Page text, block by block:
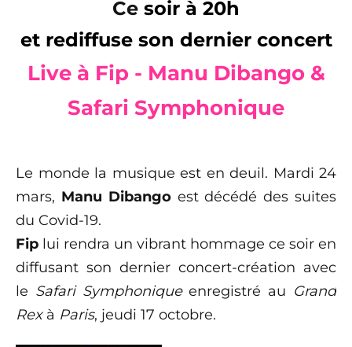
Ce soir à 20h
et rediffuse son dernier concert
Live à Fip - Manu Dibango &
Safari Symphonique
Le monde la musique est en deuil. Mardi 24
mars, Manu Dibangoest décédé des suites
du Covid-19.
Fip lui rendra un vibrant hommage ce soir en
diffusant son dernier concert-création avec
le Safari Symphoniqueenregistré au Grand
Rexà Paris, jeudi 17 octobre.